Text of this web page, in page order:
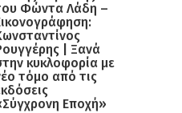
Φώντα Λάδη –
| Ξανά
κυκλοφορία με
τόμο από τις
Εποχή»